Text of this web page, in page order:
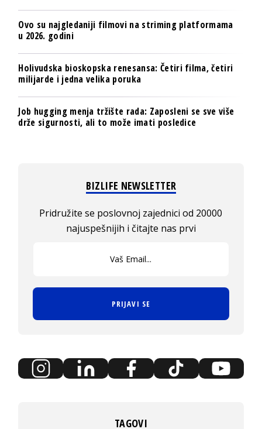
Ovo su najgledaniji filmovi na striming platformama
u 2026. godini
Holivudska bioskopska renesansa: Četiri filma, četiri
milijarde i jedna velika poruka
Job hugging menja tržište rada: Zaposleni se sve više
drže sigurnosti, ali to može imati posledice
BIZLIFE NEWSLETTER
Pridružite se poslovnoj zajednici od 20000
najuspešnijih i čitajte nas prvi
PRIJAVI SE
TAGOVI